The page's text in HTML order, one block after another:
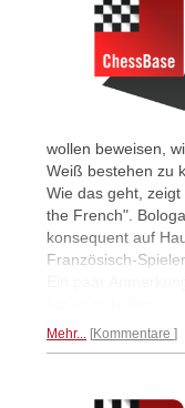
wollen beweisen,
Weiß bestehen zu
Wie das geht,
the French".
konsequent auf
Französisch-
Mehr... Kommentare